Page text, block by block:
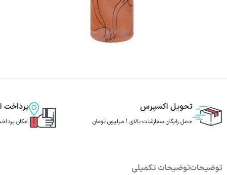
تحویل اکسپرس
حمل رایگان سفارشات بالای 1 میلیون تومان
پرداخت
امکان
توضیحاتتوضیحات تکمیلی